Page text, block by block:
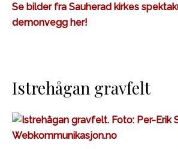
Se bilder fra Sauherad kirkes
demonvegg her!
Istrehågan gravfelt